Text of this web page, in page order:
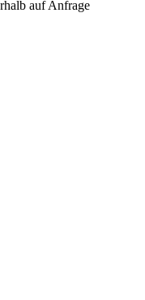
auf Anfrage